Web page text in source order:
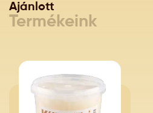
Ajánlott
Termékeink